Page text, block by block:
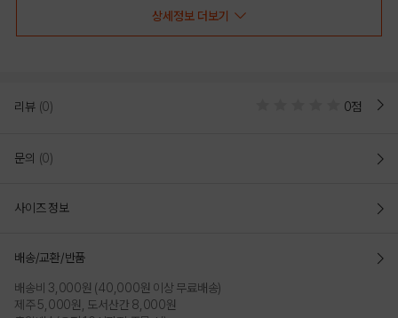
COLOR
PINK
상세정보 더보기
리뷰 (0) 0점
문의 (0)
사이즈 정보
배송/교환/반품
배송비 3,000원 (40,000원 이상 무료배송)
제주 5,000원, 도서산간 8,000원